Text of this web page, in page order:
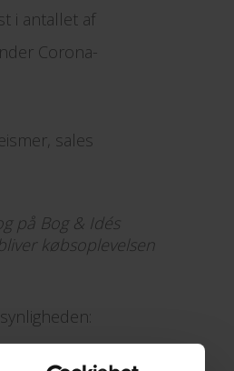
i antallet af
Corona-
sales
på Bog & Idés
købsoplevelsen
des